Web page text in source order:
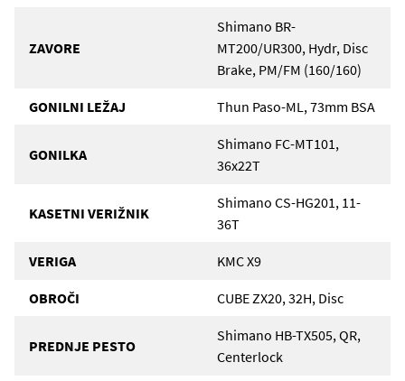
ZAVORE
Shimano BR-
MT200/UR300, Hydr, Disc
Brake, PM/FM (160/160)
GONILNI LEŽAJ Thun Paso-ML, 73mm BSA
GONILKA
Shimano FC-MT101,
36x22T
KASETNI VERIŽNIK
Shimano CS-HG201, 11-
36T
VERIGA KMC X9
OBROČI CUBE ZX20, 32H, Disc
PREDNJE PESTO
Shimano HB-TX505, QR,
Centerlock